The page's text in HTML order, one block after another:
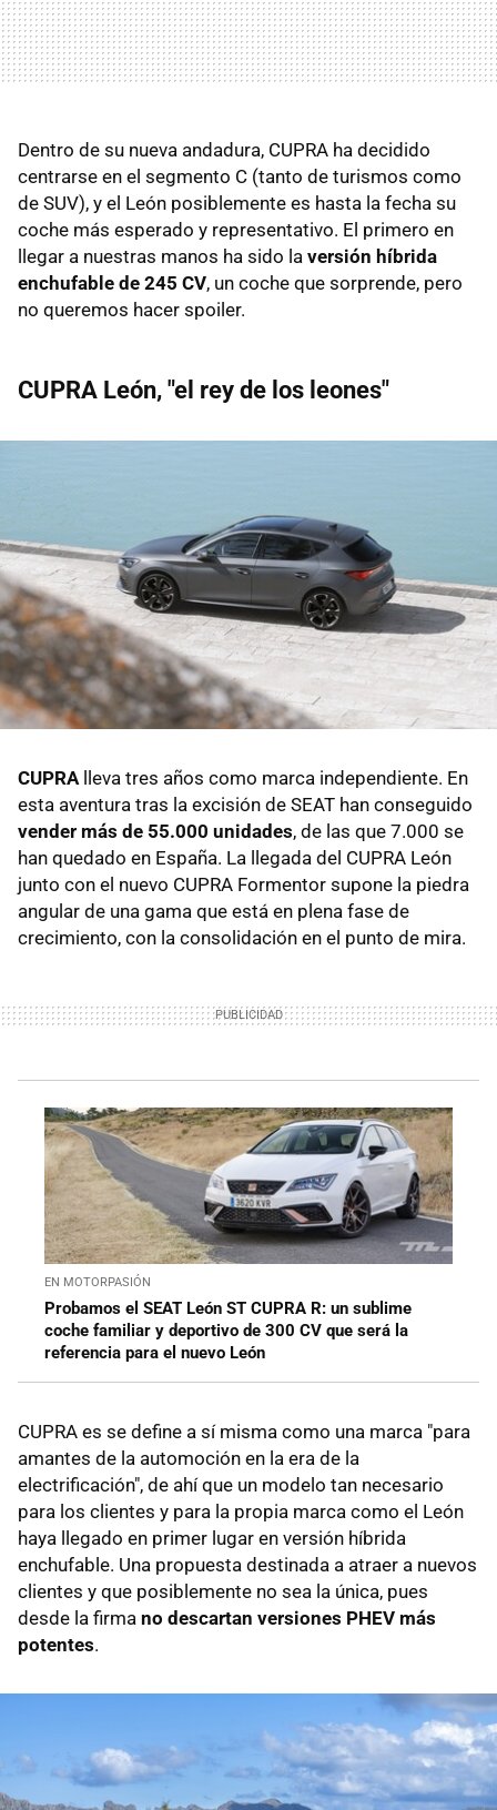
Dentro de su nueva andadura, CUPRA ha decidido
centrarse en el segmento C (tanto de turismos como
de SUV), y el León posiblemente es hasta la fecha su
coche más esperado y representativo. El primero en
llegar a nuestras manos ha sido la versión híbrida
enchufable de 245 CV, un coche que sorprende, pero
no queremos hacer spoiler.
CUPRA León, "el rey de los leones"
CUPRAlleva tres años como marca independiente. En
esta aventura tras la excisión de SEAT han conseguido
vender más de 55.000 unidades, de las que 7.000 se
han quedado en España. La llegada del CUPRA León
junto con el nuevo CUPRA Formentor supone la piedra
angular de una gama que está en plena fase de
crecimiento, con la consolidación en el punto de mira.
EN MOTORPASIÓN
Probamos el SEAT León ST CUPRA R: un sublime
coche familiar y deportivo de 300 CV que será la
referencia para el nuevo León
CUPRA es se define a sí misma como una marca "para
amantes de la automoción en la era de la
electrificación", de ahí que un modelo tan necesario
para los clientes y para la propia marca como el León
haya llegado en primer lugar en versión híbrida
enchufable. Una propuesta destinada a atraer a nuevos
clientes y que posiblemente no sea la única, pues
desde la firma no descartan versiones PHEV más
potentes.